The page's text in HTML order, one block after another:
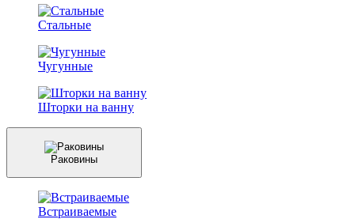
Стальные
Чугунные
Шторки на ванну
Раковины
Встраиваемые